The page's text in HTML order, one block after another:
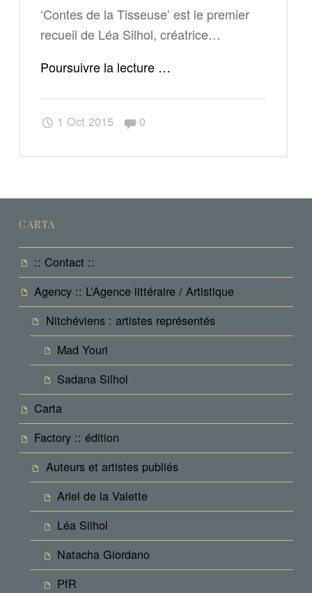
‘Contes de la Tisseuse’ est le premier
recueil de Léa Silhol, créatrice…
Poursuivre la lecture "Contes
…
1 Oct 2015 Commentaires :
0
CARTA
:: Contact ::
Agency :: L’Agence littéraire / Artistique
Nitchéviens : artistes représentés
Mad Youri
Sadana Silhol
Carta
Factory :: édition
Auteurs et artistes publiés
Ariel de la Valette
Léa Silhol
Natacha Giordano
PfR